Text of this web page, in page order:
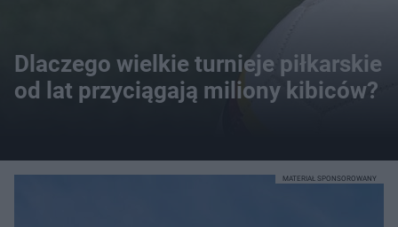
Dlaczego wielkie turnieje piłkarskie
od lat przyciągają miliony kibiców?
MATERIAŁ SPONSOROWANY